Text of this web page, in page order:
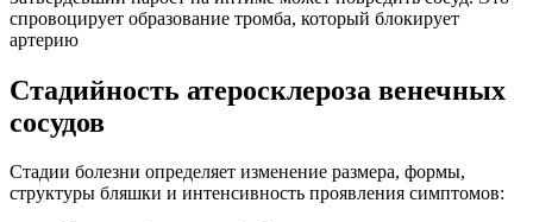
спровоцирует образование тромба, который блокирует
артерию
Стадийность атеросклероза венечных
сосудов
Стадии болезни определяет изменение размера, формы,
структуры бляшки и интенсивность проявления симптомов: